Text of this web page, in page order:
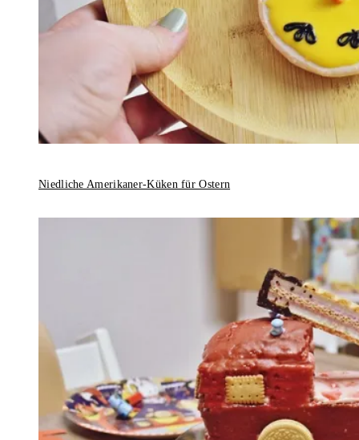
Niedliche Amerikaner-Küken für Ostern